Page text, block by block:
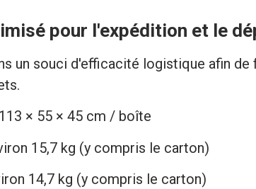
pour l'expédition et le
un souci d'efficacité logistique afin
113 × 55 × 45 cm / boîte
15,7 kg (y compris le carton)
14,7 kg (y compris le carton)